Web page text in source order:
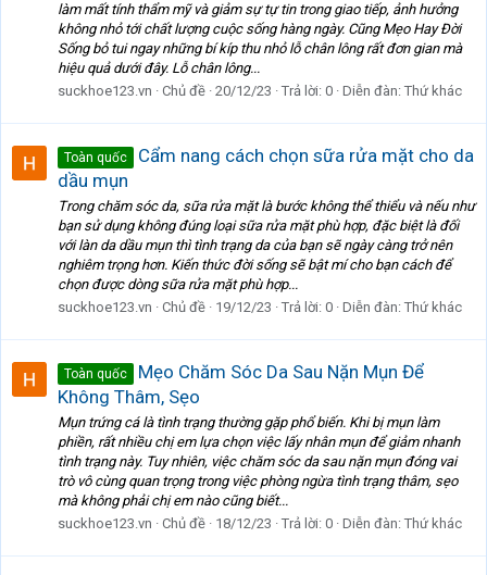
làm mất tính thẩm mỹ và giảm sự tự tin trong giao tiếp, ảnh hưởng
không nhỏ tới chất lượng cuộc sống hàng ngày. Cũng Mẹo Hay Đời
Sống bỏ tui ngay những bí kíp thu nhỏ lỗ chân lông rất đơn gian mà
hiệu quả dưới đây. Lỗ chân lông...
suckhoe123.vn
Chủ đề 20/12/23 Trả lời: 0 Diễn đàn: Thứ khác
Toàn quốc
Cẩm nang cách chọn sữa rửa mặt cho da
dầu mụn
Trong chăm sóc da, sữa rửa mặt là bước không thể thiểu và nếu như
bạn sử dụng không đúng loại sữa rửa mặt phù hợp, đặc biệt là đối
với làn da dầu mụn thì tình trạng da của bạn sẽ ngày càng trở nên
nghiêm trọng hơn. Kiến thức đời sống sẽ bật mí cho bạn cách để
chọn được dòng sữa rửa mặt phù hợp...
suckhoe123.vn
Chủ đề 19/12/23 Trả lời: 0 Diễn đàn: Thứ khác
Toàn quốc
Mẹo Chăm Sóc Da Sau Nặn Mụn Để
Không Thâm, Sẹo
Mụn trứng cá là tình trạng thường gặp phổ biến. Khi bị mụn làm
phiền, rất nhiều chị em lựa chọn việc lấy nhân mụn để giảm nhanh
tình trạng này. Tuy nhiên, việc chăm sóc da sau nặn mụn đóng vai
trò vô cùng quan trọng trong việc phòng ngừa tình trạng thâm, sẹo
mà không phải chị em nào cũng biết...
suckhoe123.vn
Chủ đề 18/12/23 Trả lời: 0 Diễn đàn: Thứ khác